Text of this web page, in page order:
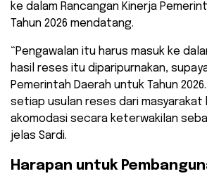
ke dalam Rancangan Kinerja
Tahun 2026 mendatang.
“Pengawalan itu harus masuk ke
hasil reses itu diparipurnakan, supaya
Pemerintah Daerah untuk Tahun
setiap usulan reses dari masyarakat
akomodasi secara keterwakilan
jelas Sardi.
Harapan untuk